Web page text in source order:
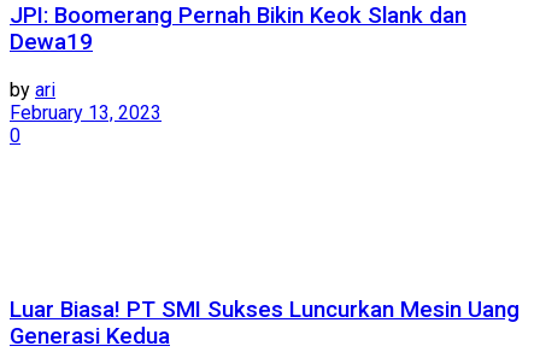
JPI: Boomerang Pernah Bikin Keok Slank dan
Dewa19
by ari
February 13, 2023
0
Luar Biasa! PT SMI Sukses Luncurkan Mesin Uang
Generasi Kedua